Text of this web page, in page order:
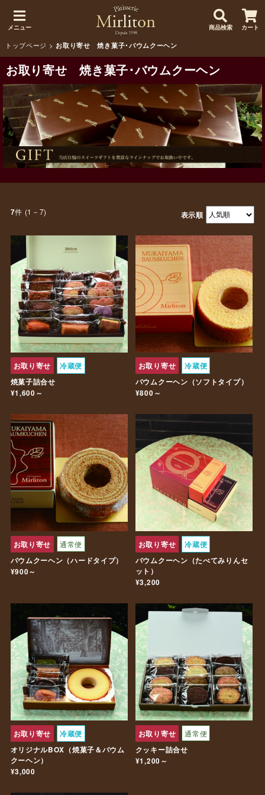
メニュー 商品検索 カート
トップページ > お取り寄せ 焼き菓子･バウムクーヘン
お取り寄せ 焼き菓子･バウムクーヘン
7件 (1－7) 表示順
お取り寄せ
冷蔵便
焼菓子詰合せ
¥1,600～
お取り寄せ
冷蔵便
バウムクーヘン（ソフトタイプ）
¥800～
お取り寄せ 通常便
バウムクーヘン（ハードタイプ）
¥900～
お取り寄せ
冷蔵便
バウムクーヘン（たべてみりんセ
ット）
¥3,200
お取り寄せ
冷蔵便
オリジナルBOX（焼菓子＆バウム
クーヘン）
¥3,000
お取り寄せ 通常便
クッキー詰合せ
¥1,200～